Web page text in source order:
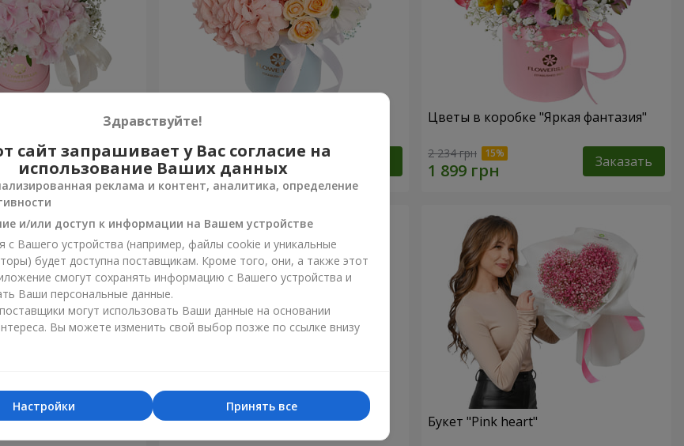
Заказать
Цветы в коробке "Счастья не
избежать"
1 599 грн
Цветы в коробке "Яркая фантазия"
2 234 грн Заказать
"Помпадур" Корзина "Ангелочек" Букет "Pink heart"
Здравствуйте!
сайт запрашивает у Вас согласие на
использование Ваших данных
реклама и контент, аналитика, определение
и/или доступ к информации на Вашем устройстве
с Вашего устройства (например, файлы cookie и уникальные
будет доступна поставщикам. Кроме того, они, а также этот
смогут сохранять информацию с Вашего устройства и
Ваши персональные данные.
могут использовать Ваши данные на основании
Вы можете изменить свой выбор позже по ссылке внизу
Принять все
Настройки